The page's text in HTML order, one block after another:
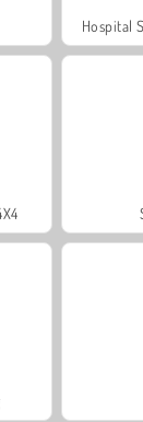
Hospital